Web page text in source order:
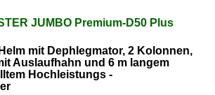
JUMBO Premium-D50 Plus
mit Dephlegmator, 2 Kolonnen,
Auslaufhahn und 6 m langem
Hochleistungs -